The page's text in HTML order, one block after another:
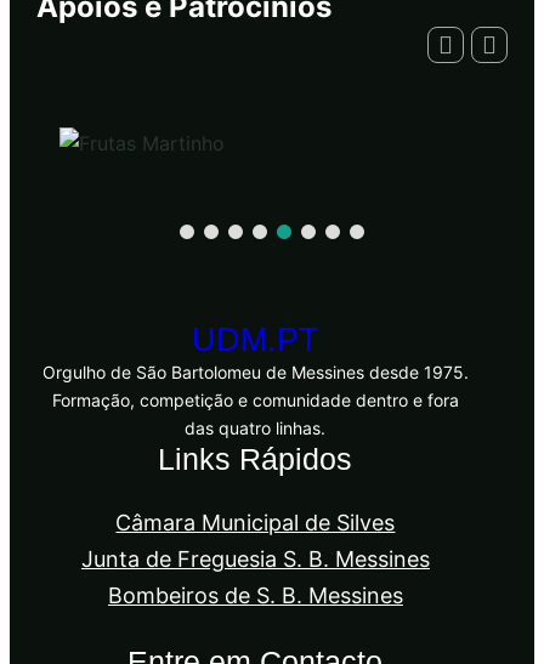
UDM.PT
Orgulho de São Bartolomeu de Messines desde 1975.
Formação, competição e comunidade dentro e fora
das quatro linhas.
Links Rápidos
Câmara Municipal de Silves
Junta de Freguesia S. B. Messines
Bombeiros de S. B. Messines